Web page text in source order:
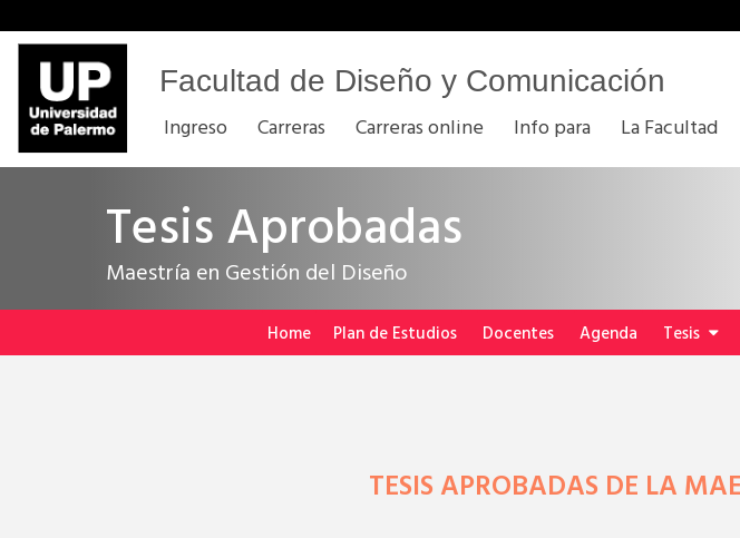
Facultad de Diseño y Comunicación
Ingreso Carreras Carreras online Info para La Facultad
Tesis Aprobadas
Maestría en Gestión del Diseño
Home Plan de Estudios Docentes Agenda Tesis
TESIS APROBADAS DE LA